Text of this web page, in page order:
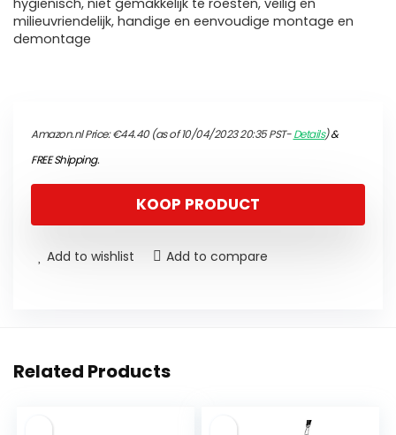
hygiënisch, niet gemakkelijk te roesten, veilig en
milieuvriendelijk, handige en eenvoudige montage en
demontage
Amazon.nl Price:€44.40(as of 10/04/2023 20:35 PST-Details)&
FREE Shipping.
KOOP PRODUCT
Add to wishlist Add to compare
Related Products